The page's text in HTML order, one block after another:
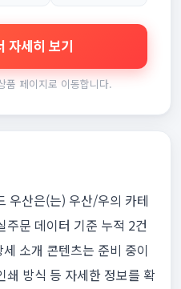
자세히 보기
품 페이지로 이동합니다.
우산은(는) 우산/우의 카테
주문 데이터 기준 누적 2건
소개 콘텐츠는 준비 중이
쇄 방식 등 자세한 정보를 확